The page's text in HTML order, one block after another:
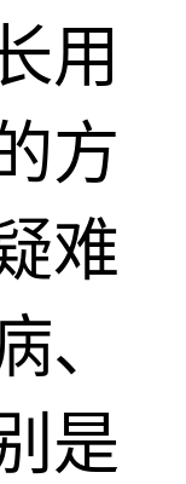
用
方
难
、
是